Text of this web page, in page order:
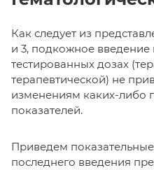
Как следует из
и 3, подкожное введение
тестированных дозах
терапевтической) не
изменениям каких-либо
показателей.
Приведем
последнего введения